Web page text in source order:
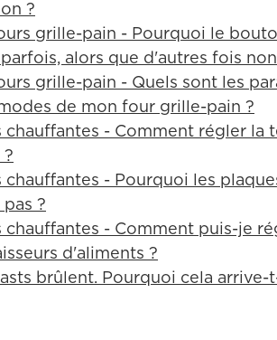
?
grille-pain - Pourquoi le
alors que d'autres fois
grille-pain - Quels sont les
de mon four grille-pain ?
chauffantes - Comment régler la
chauffantes - Pourquoi les
?
chauffantes - Comment puis-je
d'aliments ?
brûlent. Pourquoi cela arrive-